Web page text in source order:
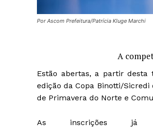
Por Ascom Prefeitura/Patrícia Kluge Marchi
A
Estão abertas, a partir
edição da Copa Binotti/
de Primavera do Norte e
As inscrições já